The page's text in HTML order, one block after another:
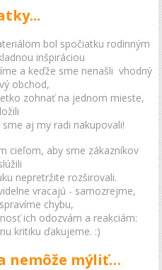
bol spočiatku rodinným
inšpiráciou
a keďže sme nenašli vhodný
obchod,
zohnaťna jednom mieste,
aj my radi nakupovali!
cieľom, aby sme zákazníkov
nepretržite rozširovali.
vracajú - samozrejme,
chybu,
ich odozvám a reakciám:
kritiku ďakujeme. :)
nemôže mýliť…